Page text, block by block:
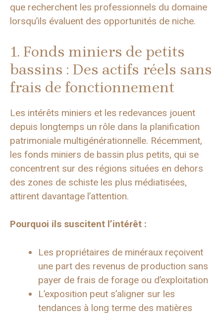
que recherchent les professionnels du domaine
lorsqu’ils évaluent des opportunités de niche.
1. Fonds miniers de petits
bassins : Des actifs réels sans
frais de fonctionnement
Les intérêts miniers et les redevances jouent
depuis longtemps un rôle dans la planification
patrimoniale multigénérationnelle. Récemment,
les fonds miniers de bassin plus petits, qui se
concentrent sur des régions situées en dehors
des zones de schiste les plus médiatisées,
attirent davantage l’attention.
Pourquoi ils suscitent l’intérêt :
Les propriétaires de minéraux reçoivent
une part des revenus de production sans
payer de frais de forage ou d’exploitation
L’exposition peut s’aligner sur les
tendances à long terme des matières